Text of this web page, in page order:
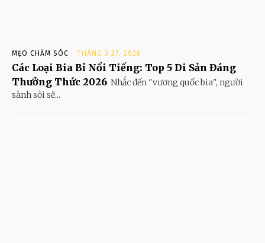
MẸO CHĂM SÓC THÁNG 3 27, 2026
Các Loại Bia Bỉ Nổi Tiếng: Top 5 Di Sản Đáng
Thưởng Thức 2026 Nhắc đến "vương quốc bia", người
sành sỏi sẽ...